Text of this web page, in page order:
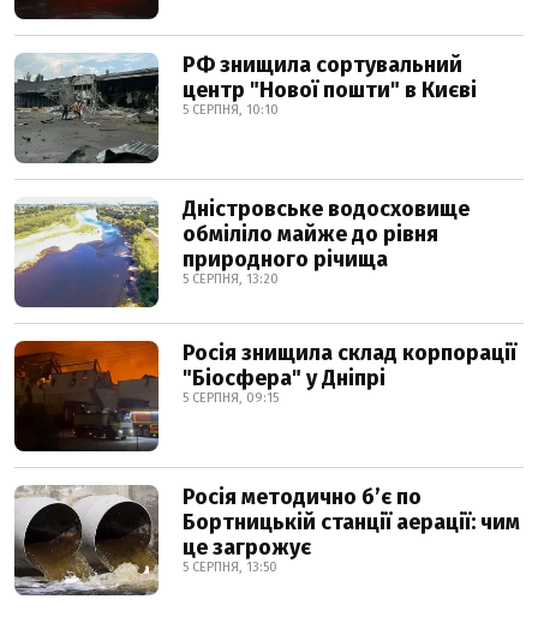
РФ знищила сортувальний
центр "Нової пошти" в Києві
5 СЕРПНЯ, 10:10
Дністровське водосховище
обміліло майже до рівня
природного річища
5 СЕРПНЯ, 13:20
Росія знищила склад корпорації
"Біосфера" у Дніпрі
5 СЕРПНЯ, 09:15
Росія методично б’є по
Бортницькій станції аерації: чим
це загрожує
5 СЕРПНЯ, 13:50